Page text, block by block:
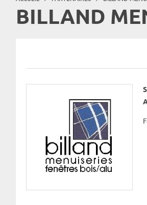
BILLAND